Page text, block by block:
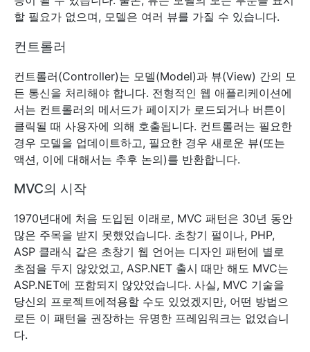
할 필요가 없으며, 모델은 여러 뷰를 가질 수 있습니다.
컨트롤러
컨트롤러(Controller)는 모델(Model)과 뷰(View) 간의 모
든 통신을 처리해야 합니다. 전형적인 웹 애플리케이션에
서는 컨트롤러의 메서드가 페이지가 로드되거나 버튼이
클릭될 때 사용자에 의해 호출됩니다. 컨트롤러는 필요한
경우 모델을 업데이트하고, 필요한 경우 새로운 뷰(또는
액션, 이에 대해서는 추후 논의)를 반환합니다.
MVC의 시작
1970년대에 처음 도입된 이래로, MVC 패턴은 30년 동안
많은 주목을 받지 못했었습니다. 초창기 펄이나, PHP,
ASP 클래식 같은 초창기 웹 언어는 디자인 패턴에 별로
초점을 두지 않았었고, ASP.NET 출시 때만 해도 MVC는
ASP.NET에 포함되지 않았었습니다. 사실, MVC 기술을
당신의 프로젝트에적용할 수도 있었겠지만, 어떤 방법으
로든 이 패턴을 권장하는 유명한 프레임워크는 없었습니
다.